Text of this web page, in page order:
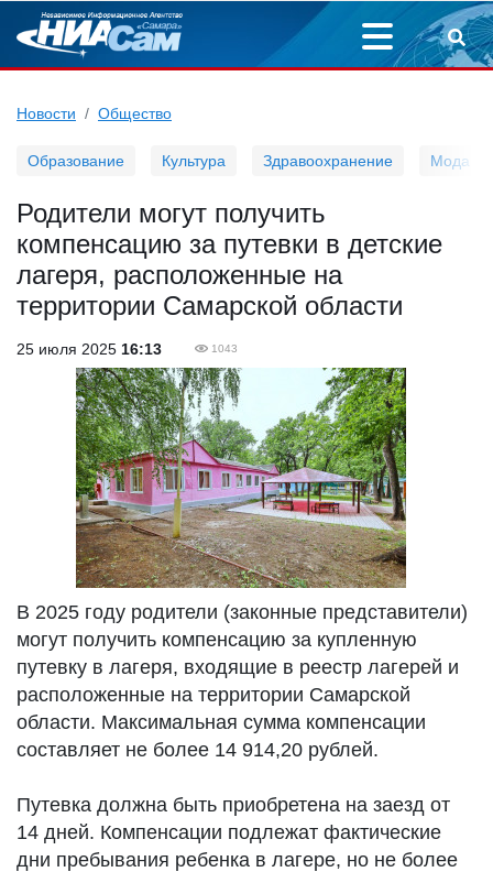
Новости Общество
Образование Культура Здравоохранение Мода
Родители могут получить
компенсацию за путевки в детские
лагеря, расположенные на
территории Самарской области
25 июля 2025 16:13 1043
В 2025 году родители (законные представители)
могут получить компенсацию за купленную
путевку в лагеря, входящие в реестр лагерей и
расположенные на территории Самарской
области. Максимальная сумма компенсации
составляет не более 14 914,20 рублей.
Путевка должна быть приобретена на заезд от
14 дней. Компенсации подлежат фактические
дни пребывания ребенка в лагере, но не более